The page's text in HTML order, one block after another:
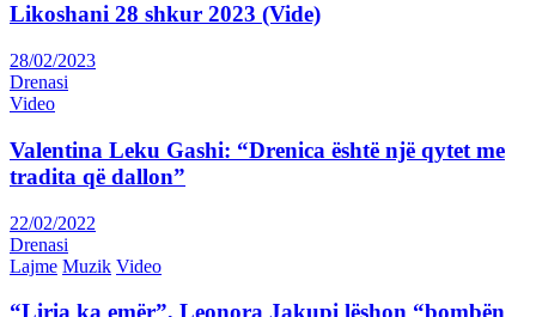
Likoshani 28 shkur 2023 (Vide)
28/02/2023
Drenasi
Video
Valentina Leku Gashi: “Drenica është një qytet me
tradita që dallon”
22/02/2022
Drenasi
Lajme Muzik Video
“Liria ka emër”, Leonora Jakupi lëshon “bombën